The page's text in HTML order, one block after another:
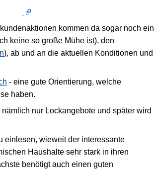
kommen da sogar noch ein
keine so große Mühe ist), den
), ab und an die aktuellen Konditionen und
- eine gute Orientierung, welche
haben.
nur Lockangebote und später wird
einlesen, wieweit der interessante
Haushalte sehr stark in ihren
benötigt auch einen guten